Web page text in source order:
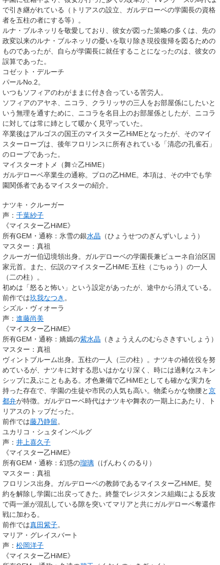
で引き継がれている（トリアスの設立、ガルデローベの学園長の資格
者を五柱の者にする等）。
ルナ・ブルネッリを敬愛しており、彼女が図った策略の多くは、先の
政変以来のルナ・ブルネッリの憂いを取り除き現役復帰を図るための
ものであったが、自らが学園長に就任することになったのは、彼女の
誤算であった。
コゼット・デルーチ
パールNo.2。
いつもソフィアのわがままに付き合っている苦労人。
ソフィアのアヤネ、ニコラ、クラリッサの三人をお部屋係にしたいと
いう無理を通すために、ニコラを名目上のお部屋係としたが、ニコラ
に対しては常に姉として暖かく見守っていた。
卒業後はアルゴスの国王のマイスター乙HiMEとなったが、そのマイ
スターローブは、後年フロリンスに所有されている「清恋の孔雀石」
のローブであった。
マイスターオトメ（舞☆乙HiME）
ガルデローベ卒業生の通称。プロの乙HiME。本項は、その中でも学
園関係者であるマイスターの紹介。
ナツキ・クルーガー
声： 千葉紗子
《マイスター乙HiME》
所有GEM・通称 ：氷雪の銀水晶 （ひょうせつのぎんずいしょう）
マスター ：真祖
クルーガー伯辺境領出身。ガルデローベの学園長兼ビューネ自治区国
家元首。また、伝説のマイスター乙HiME·五柱 （ごちゅう）の一人
（二の柱）。
初めは「怒ると怖い」という設定があったが、途中から消えている。
前作では玖我なつき 。
シズル・ヴィオーラ
声： 進藤尚美
《マイスター乙HiME》
所有GEM・通称 ：嬌嫣の紫水晶 （きょうえんのむらさきすいしょう）
マスター ：真祖
ヴィントブルーム出身。五柱の一人（三の柱）。ナツキの補佐役を努
めているが、ナツキに対する思いはかなり深く、時には過剰なスキン
シップに及ぶこともある。才色兼備で乙HiMEとしても確かな実力を
持った存在で、学園の生徒や市民の人気も高い。物柔らかな物腰と京
都弁が特徴。ガルデローベ時代はナツキや舞衣の一期上にあたり、ト
リアスのトップだった。
前作では藤乃静留。
ユカリコ・シュタインベルグ
声： 井上喜久子
《マイスター乙HiME》
所有GEM・通称 ：幻惑の瑠璃 （げんわくのるり）
マスター ：真祖
フロリンス出身。ガルデローベの教師であるマイスター乙HiME。契
約を解除し学園に出戻ってきた。終盤でレジスタンス組織による反攻
で両一派が混乱している隙を突いてマリアと共にガルデローベ奪還作
戦に加わる。
前作では真田紫子。
マリア・グレイスバート
声： 松岡洋子
《マイスター乙HiME》